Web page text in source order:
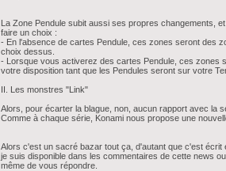
La Zone Pendule subit aussi ses propres changements,
faire un choix :
- En l'absence de cartes Pendule, ces zones seront des
choix dessus.
- Lorsque vous activerez des cartes Pendule, ces zones
votre disposition tant que les Pendules seront sur votre
II. Les monstres "Link"
Alors, pour écarter la blague, non, aucun rapport avec la
Comme à chaque série, Konami nous propose une
Alors c'est un sacré bazar tout ça, d'autant que c'est
je suis disponible dans les commentaires de cette news
même de vous répondre.